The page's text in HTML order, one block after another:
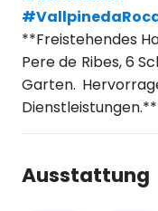
**Freistehendes
Pere de Ribes, 6
Garten.
Dienstleistungen.**
Ausstattung